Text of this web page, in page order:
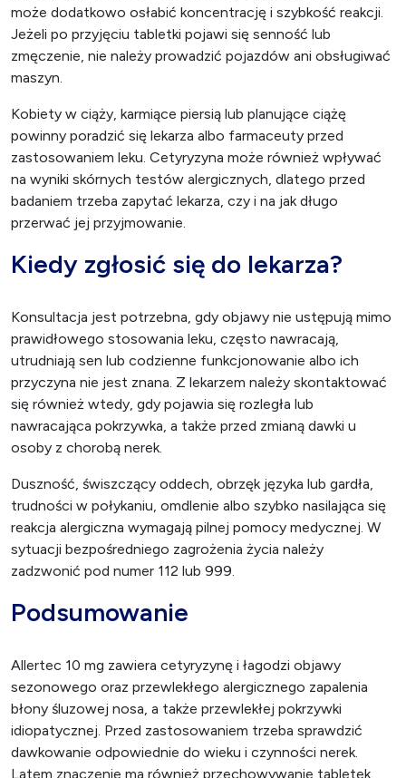
może dodatkowo osłabić koncentrację i szybkość reakcji.
Jeżeli po przyjęciu tabletki pojawi się senność lub
zmęczenie, nie należy prowadzić pojazdów ani obsługiwać
maszyn.
Kobiety w ciąży, karmiące piersią lub planujące ciążę
powinny poradzić się lekarza albo farmaceuty przed
zastosowaniem leku. Cetyryzyna może również wpływać
na wyniki skórnych testów alergicznych, dlatego przed
badaniem trzeba zapytać lekarza, czy i na jak długo
przerwać jej przyjmowanie.
Kiedy zgłosić się do lekarza?
Konsultacja jest potrzebna, gdy objawy nie ustępują mimo
prawidłowego stosowania leku, często nawracają,
utrudniają sen lub codzienne funkcjonowanie albo ich
przyczyna nie jest znana. Z lekarzem należy skontaktować
się również wtedy, gdy pojawia się rozległa lub
nawracająca pokrzywka, a także przed zmianą dawki u
osoby z chorobą nerek.
Duszność, świszczący oddech, obrzęk języka lub gardła,
trudności w połykaniu, omdlenie albo szybko nasilająca się
reakcja alergiczna wymagają pilnej pomocy medycznej. W
sytuacji bezpośredniego zagrożenia życia należy
zadzwonić pod numer 112 lub 999.
Podsumowanie
Allertec 10 mg zawiera cetyryzynę i łagodzi objawy
sezonowego oraz przewlekłego alergicznego zapalenia
błony śluzowej nosa, a także przewlekłej pokrzywki
idiopatycznej. Przed zastosowaniem trzeba sprawdzić
dawkowanie odpowiednie do wieku i czynności nerek.
Latem znaczenie ma również przechowywanie tabletek